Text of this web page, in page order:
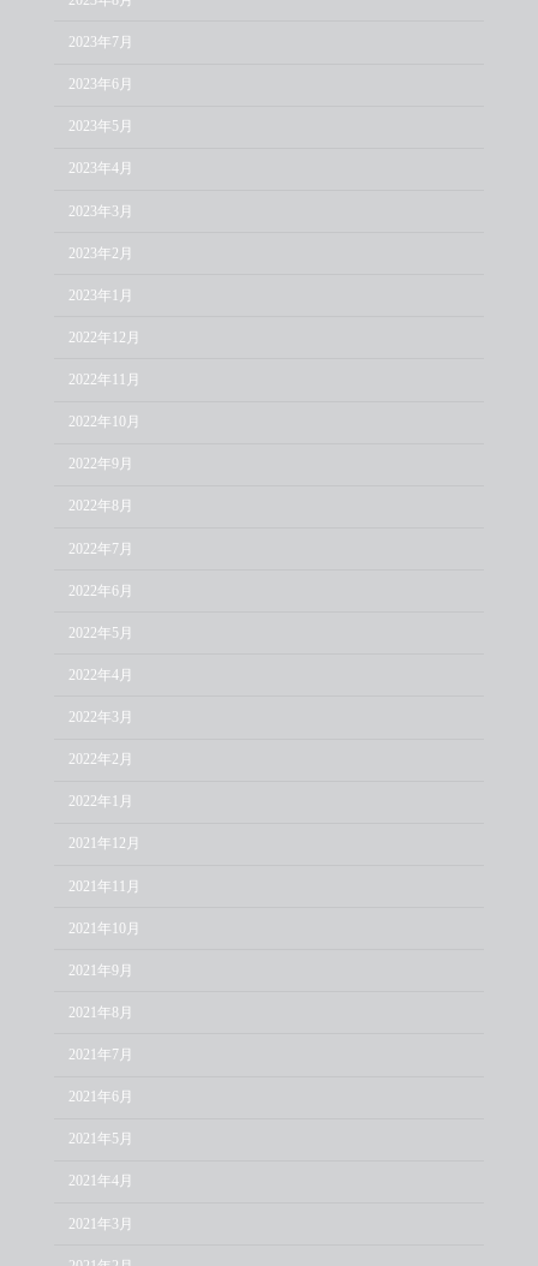
2023年7月
2023年6月
2023年5月
2023年4月
2023年3月
2023年2月
2023年1月
2022年12月
2022年11月
2022年10月
2022年9月
2022年8月
2022年7月
2022年6月
2022年5月
2022年4月
2022年3月
2022年2月
2022年1月
2021年12月
2021年11月
2021年10月
2021年9月
2021年8月
2021年7月
2021年6月
2021年5月
2021年4月
2021年3月